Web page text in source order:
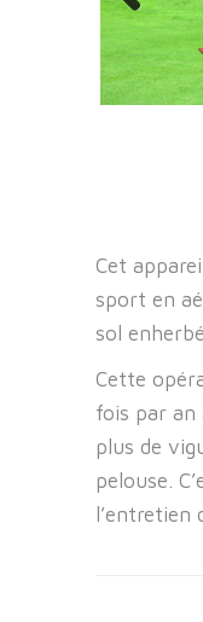
Previous
Cet
sport en
sol
Cette
fois par an
plus de
pelouse.
l’entretien